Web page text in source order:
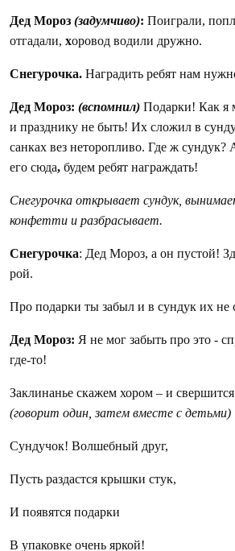
Дед Мороз (задумчиво): Поиграли,
отгадали, хоровод водили дружно.
Снегурочка. Наградить ребят нам
Дед Мороз: (вспомнил) Подарки! Как я
и празднику не быть! Их сложил в
санках вез неторопливо. Где ж сундук?
его сюда, будем ребят награждать!
Снегурочка открывает сундук,
конфетти и разбрасывает.
Снегурочка: Дед Мороз, а он пустой!
рой.
Про подарки ты забыл и в сундук их не
Дед Мороз: Я не мог забыть про это -
где-то!
Заклинанье скажем хором – и
(говорит один, затем вместе с детьми)
Сундучок! Волшебный друг,
Пусть раздастся крышки стук,
И появятся подарки
В упаковке очень яркой!